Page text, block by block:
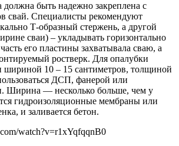
должна быть надежно закреплена с
свай. Специалисты рекомендуют
Т-образный стержень, а другой
сваи) – укладывать горизонтально
его пластины захватывала сваю, а
ростверк. Для опалубки
шириной 10 – 15 сантиметров, толщиной
ДСП, фанерой или
Ширина — несколько больше, чем у
гидроизоляционные мембраны или
и заливается бетон.
watch?v=r1xYqfqqnB0